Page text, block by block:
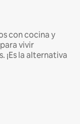
con cocina y
vivir
¡Es la alternativa